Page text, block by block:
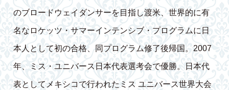
のブロードウェイダンサーを目指し渡米、世界的に有
名なロケッツ・サマーインテンシブ・プログラムに日
本人として初の合格、同プログラム修了後帰国。2007
年、ミス・ユニバース日本代表選考会で優勝。日本代
表としてメキシコで行われたミス ユニバース世界大会